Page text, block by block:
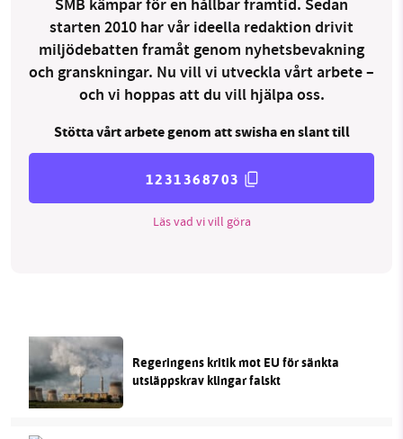
SMB kämpar för en hållbar framtid. Sedan
starten 2010 har vår ideella redaktion drivit
miljödebatten framåt genom nyhetsbevakning
och granskningar. Nu vill vi utveckla vårt arbete –
och vi hoppas att du vill hjälpa oss.
Stötta vårt arbete genom att swisha en slant till
1231368703
Läs vad vi vill göra
Regeringens kritik mot EU för sänkta
utsläppskrav klingar falskt